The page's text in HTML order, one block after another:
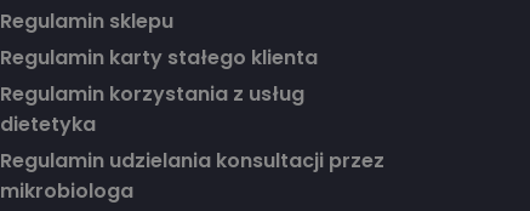
Regulamin sklepu
Regulamin karty stałego klienta
Regulamin korzystania z usług
dietetyka
Regulamin udzielania konsultacji przez
mikrobiologa